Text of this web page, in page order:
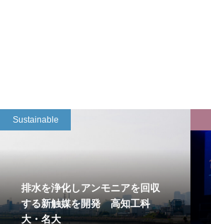
Sustainable
排水を浄化しアンモニアを回収
する新触媒を開発 高知工科
大・名大